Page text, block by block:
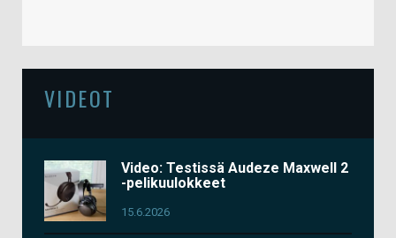
VIDEOT
Video: Testissä Audeze Maxwell 2
-pelikuulokkeet
15.6.2026